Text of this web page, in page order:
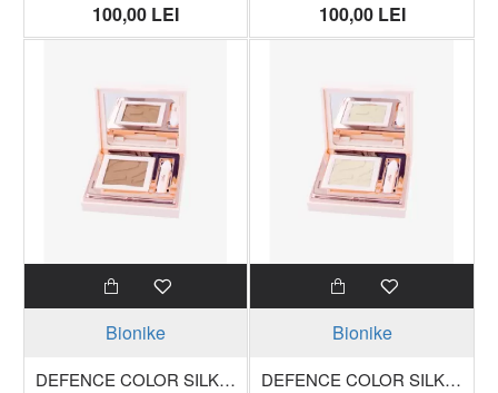
100,00 LEI 100,00 LEI
Bionike
DEFENCE COLOR SILKY TOUCH fard compact pentru pleoape 416 caramel trusa 3g
Bionike
DEFENCE COLOR SILKY TOUCH fard compact pentru pleoape 417 ivoire trusa 3g